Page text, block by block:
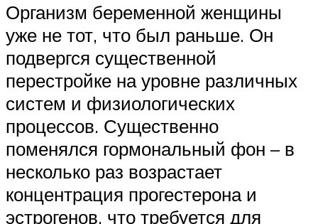
Организм беременной женщины
уже не тот, что был раньше. Он
подвергся существенной
перестройке на уровне различных
систем и физиологических
процессов. Существенно
поменялся гормональный фон – в
несколько раз возрастает
концентрация прогестерона и
эстрогенов, что требуется для